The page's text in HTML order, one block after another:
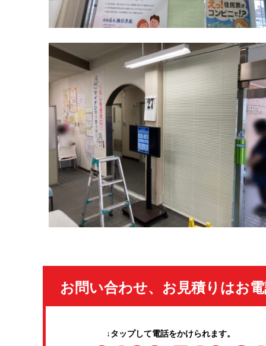
お問い合わせ、お見積りはお
↓タップして電話をかけられます。